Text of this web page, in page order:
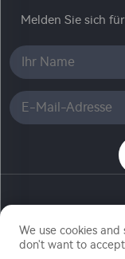
Melden Sie sich
Copyright ©
Rechte
We use cookies
don't want to accept